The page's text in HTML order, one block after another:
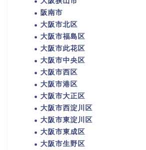
阪南市
大阪市北区
大阪市福島区
大阪市此花区
大阪市中央区
大阪市西区
大阪市港区
大阪市大正区
大阪市西淀川区
大阪市東淀川区
大阪市東成区
大阪市生野区